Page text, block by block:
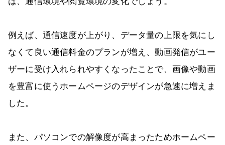
例えば、通信速度が上がり、データ量の上限を気にし
なくて良い通信料金のプランが増え、動画発信がユー
ザーに受け入れられやすくなったことで、画像や動画
を豊富に使うホームページのデザインが急速に増えま
した。
また、パソコンでの解像度が高まったためホームペー